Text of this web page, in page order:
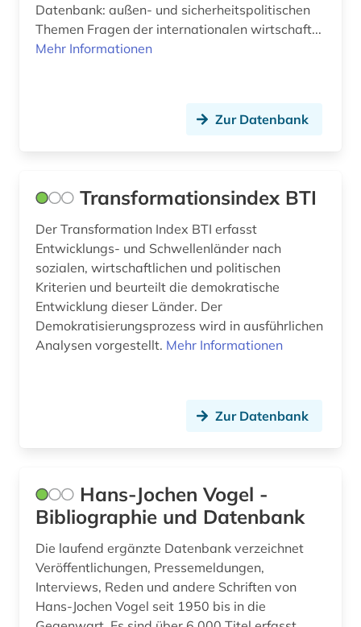
städtebau (1)
südostasien (3)
südosteuropa (2)
technik (1)
technologie (2)
therapie (1)
tibeter (1)
topographie (1)
transformationsforschung (1)
transport (1)
ukraine (5)
umwelt (1)
Datenbank: außen- und sicherheitspolitischen
Themen Fragen der internationalen wirtschaft...
Mehr Informationen
Zur Datenbank
Transformationsindex BTI
Der Transformation Index BTI erfasst
Entwicklungs- und Schwellenländer nach
sozialen, wirtschaftlichen und politischen
Kriterien und beurteilt die demokratische
Entwicklung dieser Länder. Der
Demokratisierungsprozess wird in ausführlichen
Analysen vorgestellt. Mehr Informationen
Zur Datenbank
Hans-Jochen Vogel -
Bibliographie und Datenbank
Die laufend ergänzte Datenbank verzeichnet
Veröffentlichungen, Pressemeldungen,
Interviews, Reden und andere Schriften von
Hans-Jochen Vogel seit 1950 bis in die